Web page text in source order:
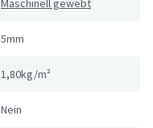
Maschinell gewebt
5mm
1,80kg/m²
Nein